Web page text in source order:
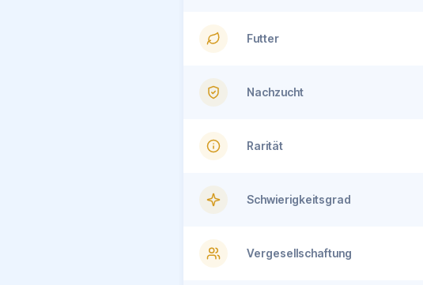
Futter
Nachzucht
Rarität
Schwierigkeitsgrad
Vergesellschaftung